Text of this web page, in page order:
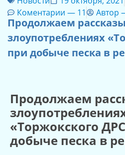
Коментарии — 11 Автор
Продолжаем
злоупотреблениях
при добыче песка в
Продолжаем
«Торжокского
добыче песка в